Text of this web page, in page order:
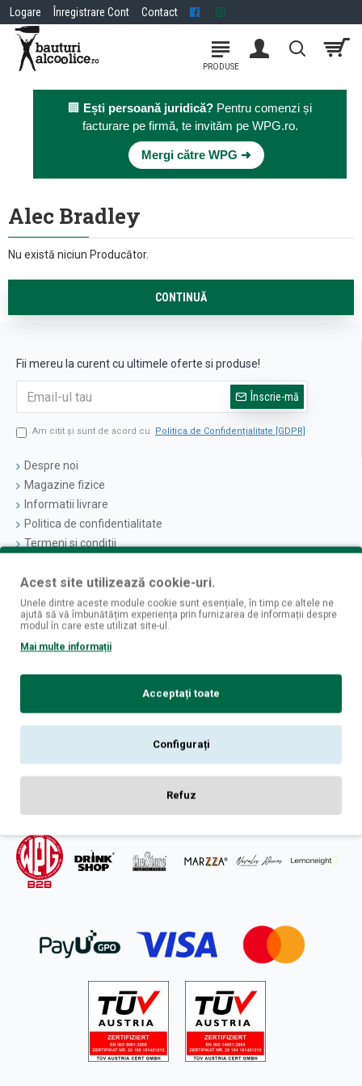
Logare Înregistrare Cont Contact
🏢 Ești persoană juridică? Pentru comenzi și
facturare pe firmă, te invităm pe WPG.ro.
Mergi către WPG ➜
Alec Bradley
Nu există niciun Producător.
CONTINUĂ
Fii mereu la curent cu ultimele oferte si produse!
Înscrie-mă
Am citit şi sunt de acord cu Politica de Confidențialitate [GDPR]
Despre noi
Magazine fizice
Informatii livrare
Politica de confidentialitate
Termeni si conditii
Logare
Contul Meu
Newsletter
Retur
Acest site utilizează cookie-uri.
Unele dintre aceste module cookie sunt esențiale, în timp ce altele ne
ajută să vă îmbunătățim experiența prin furnizarea de informații despre
modul în care este utilizat site-ul.
Mai multe informații
Acceptați toate
Configurați
Refuz